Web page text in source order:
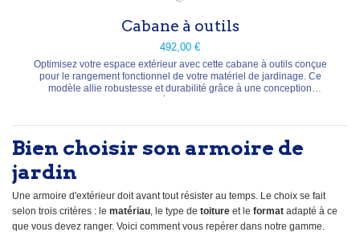
Cabane à outils
492,00 €
Optimisez votre espace extérieur avec cette cabane à outils conçue
pour le rangement fonctionnel de votre matériel de jardinage. Ce
modèle allie robustesse et durabilité grâce à une conception
protection maximale contre...
Bien choisir son armoire de
jardin
Une armoire d'extérieur doit avant tout résister au temps. Le choix se fait
selon trois critères : le matériau, le type de toiture et le format adapté à ce
que vous devez ranger. Voici comment vous repérer dans notre gamme.